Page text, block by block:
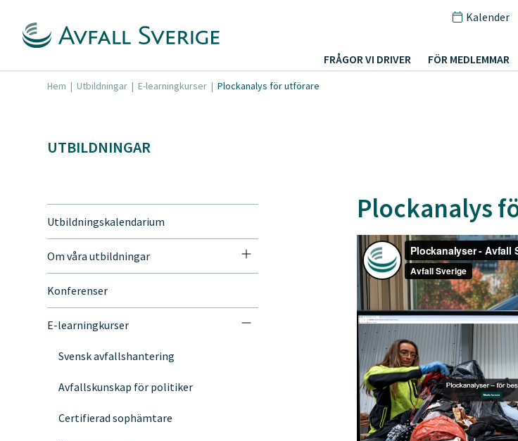
Kalender
FRÅGOR VI DRIVER FÖR MEDLEMMAR
Hem | Utbildningar | E-learningkurser | Plockanalys för utförare
UTBILDNINGAR
Utbildningskalendarium
Om våra utbildningar
Konferenser
E-learningkurser
Svensk avfallshantering
Avfallskunskap för politiker
Certifierad sophämtare
Plockanalys